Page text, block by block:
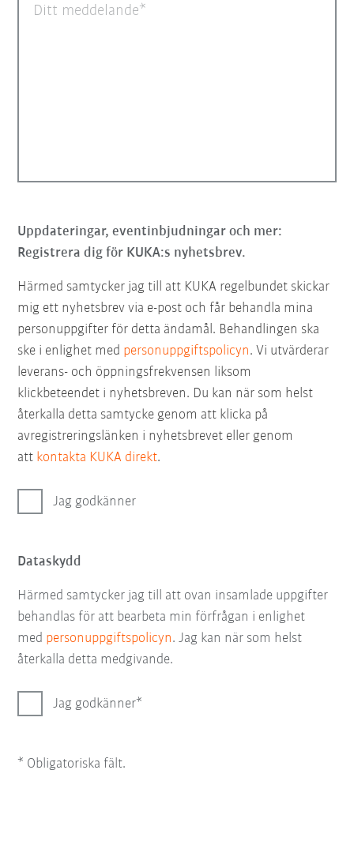
Ditt meddelande
Uppdateringar, eventinbjudningar och mer:
Registrera dig för KUKA:s nyhetsbrev.
Härmed samtycker jag till att KUKA regelbundet skickar
mig ett nyhetsbrev via e-post och får behandla mina
personuppgifter för detta ändamål. Behandlingen ska
ske i enlighet med personuppgiftspolicyn. Vi utvärderar
leverans- och öppningsfrekvensen liksom
klickbeteendet i nyhetsbreven. Du kan när som helst
återkalla detta samtycke genom att klicka på
avregistreringslänken i nyhetsbrevet eller genom
att kontakta KUKA direkt.
Jag godkänner
Dataskydd
Härmed samtycker jag till att ovan insamlade uppgifter
behandlas för att bearbeta min förfrågan i enlighet
med personuppgiftspolicyn. Jag kan när som helst
återkalla detta medgivande.
Jag godkänner
* Obligatoriska fält.